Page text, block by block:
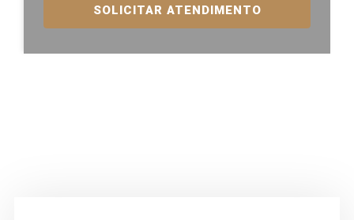
SOLICITAR ATENDIMENTO